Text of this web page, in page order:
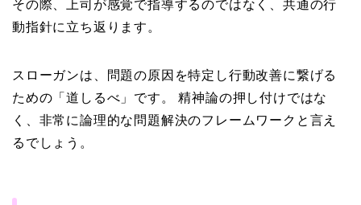
その際、上司が感覚で指導するのではなく、共通の行
動指針に立ち返ります。
スローガンは、問題の原因を特定し行動改善に繋げる
ための「道しるべ」です。 精神論の押し付けではな
く、非常に論理的な問題解決のフレームワークと言え
るでしょう。